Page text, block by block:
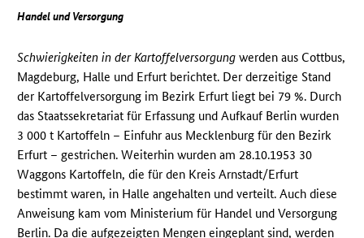
Handel und Versorgung
Schwierigkeiten in der Kartoffelversorgung werden aus Cottbus,
Magdeburg, Halle und Erfurt berichtet. Der derzeitige Stand
der Kartoffelversorgung im Bezirk Erfurt liegt bei 79 %. Durch
das Staatssekretariat für Erfassung und Aufkauf Berlin wurden
3 000 t Kartoffeln – Einfuhr aus Mecklenburg für den Bezirk
Erfurt – gestrichen. Weiterhin wurden am 28.10.1953 30
Waggons Kartoffeln, die für den Kreis Arnstadt/Erfurt
bestimmt waren, in Halle angehalten und verteilt. Auch diese
Anweisung kam vom Ministerium für Handel und Versorgung
Berlin. Da die aufgezeigten Mengen eingeplant sind, werden